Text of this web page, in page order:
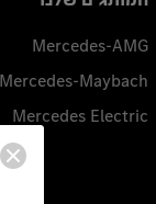
Mercedes-AMG
Mercedes-Maybach
Mercedes Electric